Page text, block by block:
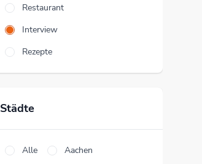
Restaurant
Interview
Rezepte
Städte
Alle
Aachen